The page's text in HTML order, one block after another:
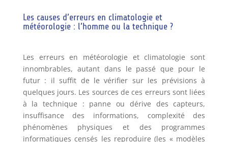
Les causes d’erreurs en climatologie et
météorologie : l’homme ou la technique ?
Les erreurs en météorologie et climatologie sont
innombrables, autant dans le passé que pour le
futur : il suffit de le vérifier sur les prévisions à
quelques jours. Les sources de ces erreurs sont liées
à la technique : panne ou dérive des capteurs,
insuffisance des informations, complexité des
phénomènes physiques et des programmes
informatiques censés les reproduire (les « modèles